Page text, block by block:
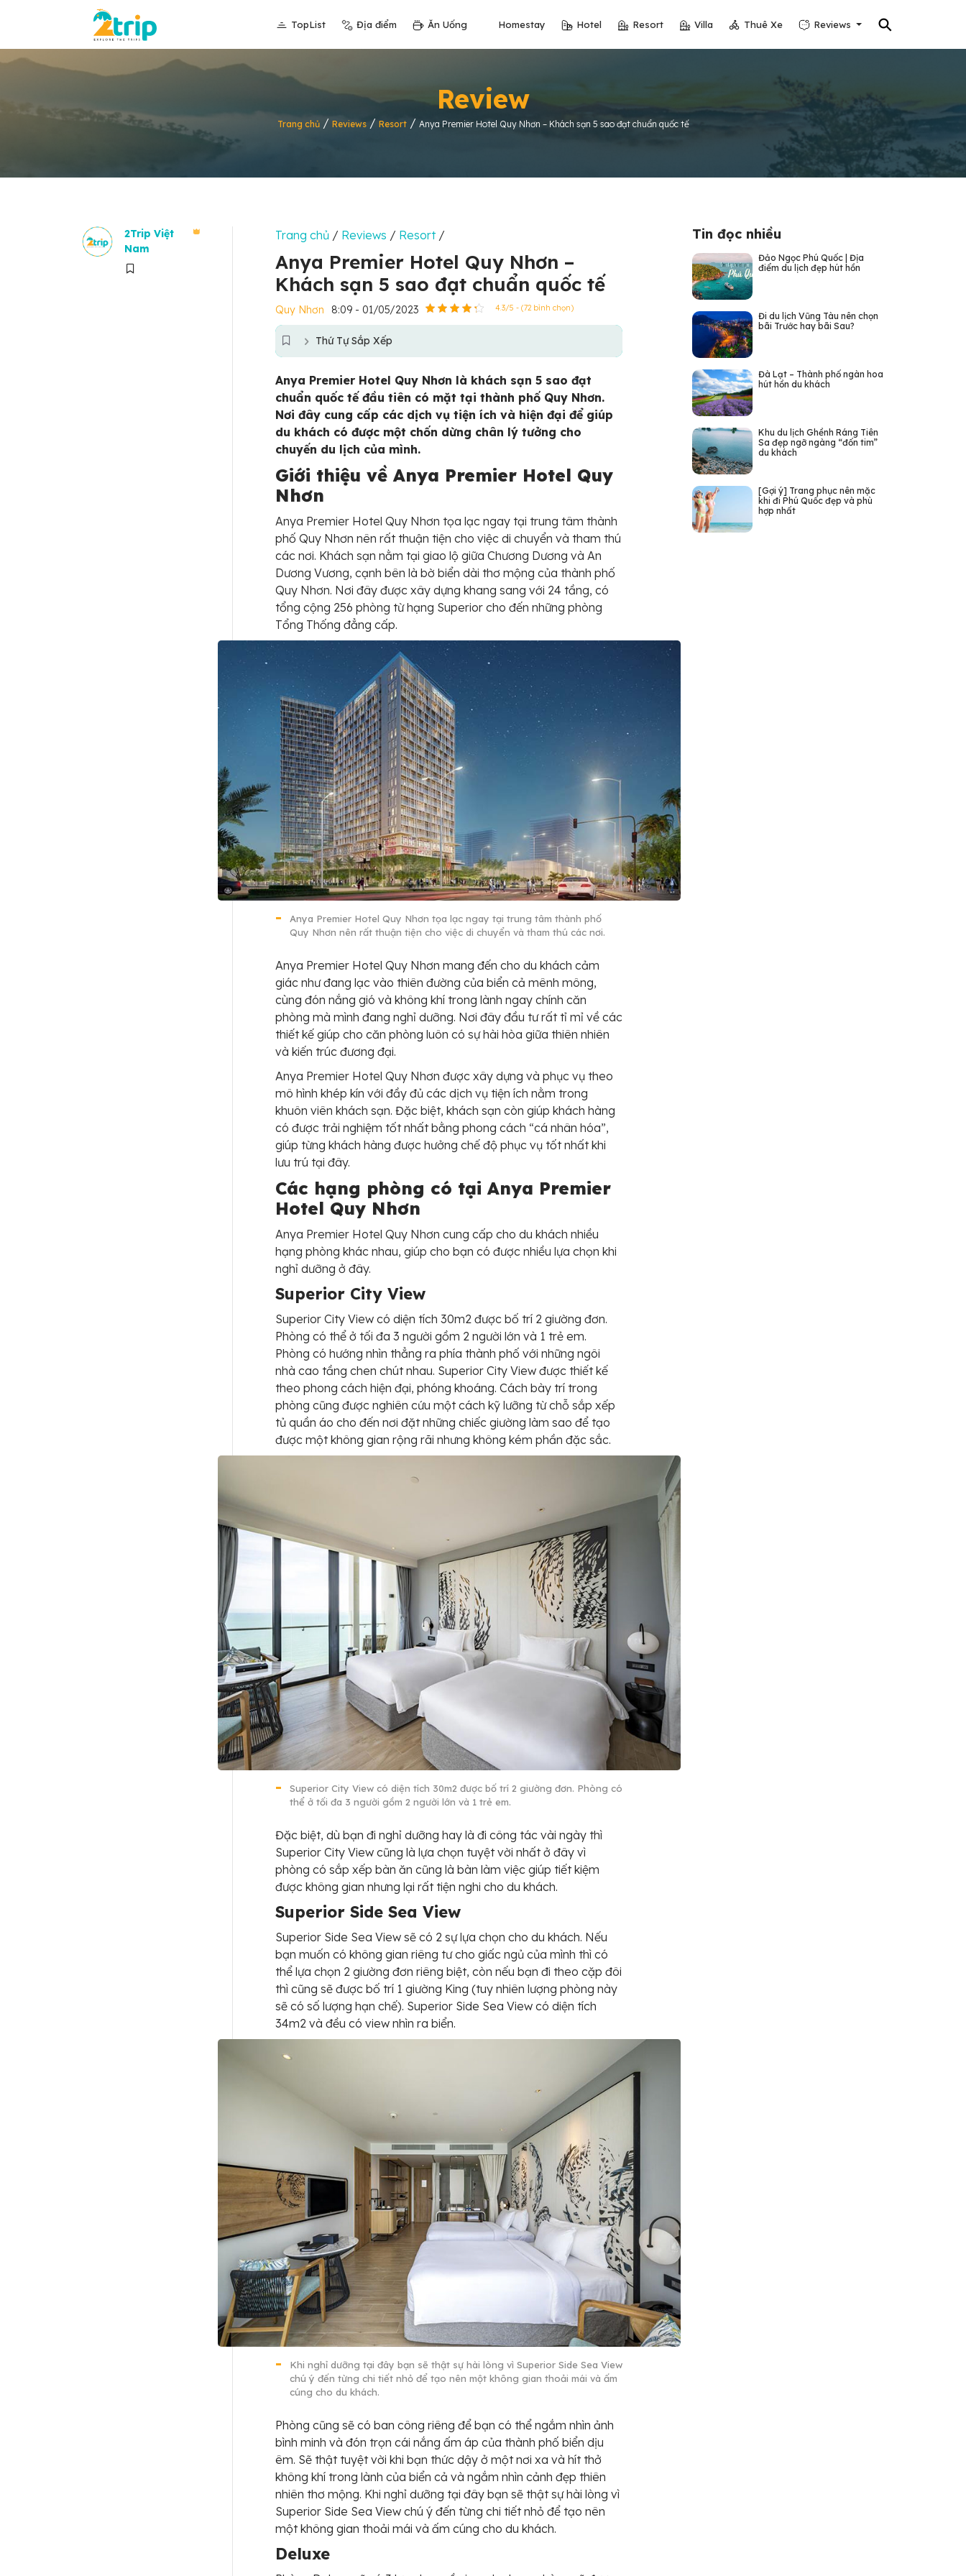
⚲
TopList Địa điểm Ăn Uống Homestay Hotel Resort Villa Thuê Xe Reviews
Review
Trang chủ/ Reviews/ Resort/ Anya Premier Hotel Quy Nhơn – Khách sạn 5 sao đạt chuẩn quốc tế
2Trip Việt
Nam
Trang chủ / Reviews / Resort/
Anya Premier Hotel Quy Nhơn –
Khách sạn 5 sao đạt chuẩn quốc tế
Quy Nhơn 8:09 - 01/05/2023 4.3/5 - (72 bình chọn)
Thứ Tự Sắp Xếp
Anya Premier Hotel Quy Nhơn là khách sạn 5 sao đạt
chuẩn quốc tế đầu tiên có mặt tại thành phố Quy Nhơn.
Nơi đây cung cấp các dịch vụ tiện ích và hiện đại để giúp
du khách có được một chốn dừng chân lý tưởng cho
chuyến du lịch của mình.
Giới thiệu về Anya Premier Hotel Quy
Nhơn
Anya Premier Hotel Quy Nhơn tọa lạc ngay tại trung tâm thành
phố Quy Nhơn nên rất thuận tiện cho việc di chuyển và tham thú
các nơi. Khách sạn nằm tại giao lộ giữa Chương Dương và An
Dương Vương, cạnh bên là bờ biển dài thơ mộng của thành phố
Quy Nhơn. Nơi đây được xây dựng khang sang với 24 tầng, có
tổng cộng 256 phòng từ hạng Superior cho đến những phòng
Tổng Thống đẳng cấp.
Anya Premier Hotel Quy Nhơn tọa lạc ngay tại trung tâm thành phố
Quy Nhơn nên rất thuận tiện cho việc di chuyển và tham thú các nơi.
Anya Premier Hotel Quy Nhơn mang đến cho du khách cảm
giác như đang lạc vào thiên đường của biển cả mênh mông,
cùng đón nắng gió và không khí trong lành ngay chính căn
phòng mà mình đang nghỉ dưỡng. Nơi đây đầu tư rất tỉ mỉ về các
thiết kế giúp cho căn phòng luôn có sự hài hòa giữa thiên nhiên
và kiến trúc đương đại.
Anya Premier Hotel Quy Nhơn được xây dựng và phục vụ theo
mô hình khép kín với đầy đủ các dịch vụ tiện ích nằm trong
khuôn viên khách sạn. Đặc biệt, khách sạn còn giúp khách hàng
có được trải nghiệm tốt nhất bằng phong cách “cá nhân hóa”,
giúp từng khách hàng được hưởng chế độ phục vụ tốt nhất khi
lưu trú tại đây.
Các hạng phòng có tại Anya Premier
Hotel Quy Nhơn
Anya Premier Hotel Quy Nhơn cung cấp cho du khách nhiều
hạng phòng khác nhau, giúp cho bạn có được nhiều lựa chọn khi
nghỉ dưỡng ở đây.
Superior City View
Superior City View có diện tích 30m2 được bố trí 2 giường đơn.
Phòng có thể ở tối đa 3 người gồm 2 người lớn và 1 trẻ em.
Phòng có hướng nhìn thẳng ra phía thành phố với những ngôi
nhà cao tầng chen chút nhau. Superior City View được thiết kế
theo phong cách hiện đại, phóng khoáng. Cách bày trí trong
phòng cũng được nghiên cứu một cách kỹ lưỡng từ chỗ sắp xếp
tủ quần áo cho đến nơi đặt những chiếc giường làm sao để tạo
được một không gian rộng rãi nhưng không kém phần đặc sắc.
Superior City View có diện tích 30m2 được bố trí 2 giường đơn. Phòng có
thể ở tối đa 3 người gồm 2 người lớn và 1 trẻ em.
Đặc biệt, dù bạn đi nghỉ dưỡng hay là đi công tác vài ngày thì
Superior City View cũng là lựa chọn tuyệt vời nhất ở đây vì
phòng có sắp xếp bàn ăn cũng là bàn làm việc giúp tiết kiệm
được không gian nhưng lại rất tiện nghi cho du khách.
Superior Side Sea View
Superior Side Sea View sẽ có 2 sự lựa chọn cho du khách. Nếu
bạn muốn có không gian riêng tư cho giấc ngủ của mình thì có
thể lựa chọn 2 giường đơn riêng biệt, còn nếu bạn đi theo cặp đôi
thì cũng sẽ được bố trí 1 giường King (tuy nhiên lượng phòng này
sẽ có số lượng hạn chế). Superior Side Sea View có diện tích
34m2 và đều có view nhìn ra biển.
Khi nghỉ dưỡng tại đây bạn sẽ thật sự hài lòng vì Superior Side Sea View
chú ý đến từng chi tiết nhỏ để tạo nên một không gian thoải mái và ấm
cúng cho du khách.
Phòng cũng sẽ có ban công riêng để bạn có thể ngắm nhìn ảnh
bình minh và đón trọn cái nắng ấm áp của thành phố biển dịu
êm. Sẽ thật tuyệt vời khi bạn thức dậy ở một nơi xa và hít thở
không khí trong lành của biển cả và ngắm nhìn cảnh đẹp thiên
nhiên thơ mộng. Khi nghỉ dưỡng tại đây bạn sẽ thật sự hài lòng vì
Superior Side Sea View chú ý đến từng chi tiết nhỏ để tạo nên
một không gian thoải mái và ấm cúng cho du khách.
Deluxe
Tin đọc nhiều
Đảo Ngọc Phú Quốc | Địa
điểm du lịch đẹp hút hồn
Đi du lịch Vũng Tàu nên chọn
bãi Trước hay bãi Sau?
Đà Lạt – Thành phố ngàn hoa
hút hồn du khách
Khu du lịch Ghềnh Ráng Tiên
Sa đẹp ngỡ ngàng “đốn tim”
du khách
[Gợi ý] Trang phục nên mặc
khi đi Phú Quốc đẹp và phù
hợp nhất